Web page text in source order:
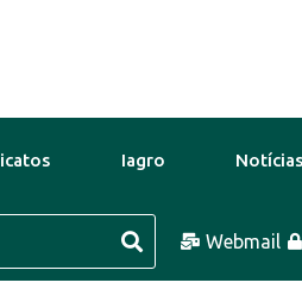
Iagro Notícias
31°C 10 Ago
Webmail